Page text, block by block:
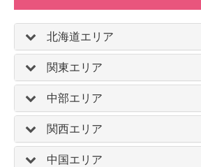
北海道エリア
関東エリア
中部エリア
関西エリア
中国エリア